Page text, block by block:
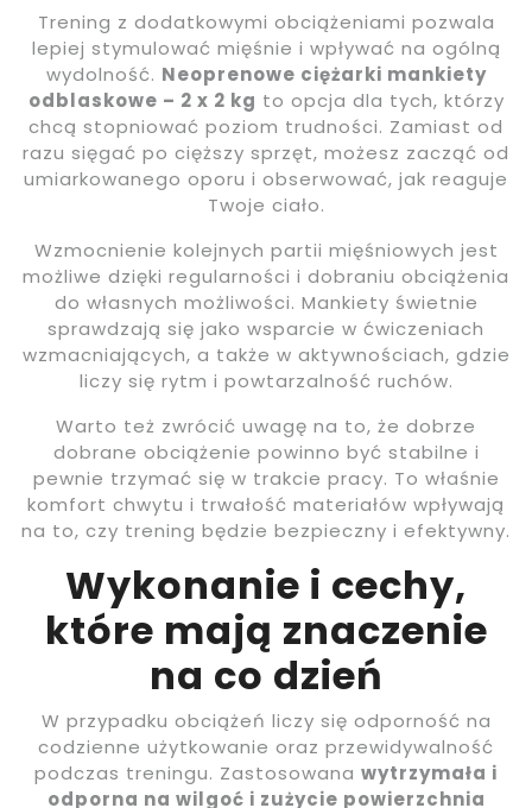
Trening z dodatkowymi obciążeniami pozwala
lepiej stymulować mięśnie i wpływać na ogólną
wydolność. Neoprenowe ciężarki mankiety
odblaskowe – 2 x 2 kg to opcja dla tych, którzy
chcą stopniować poziom trudności. Zamiast od
razu sięgać po cięższy sprzęt, możesz zacząć od
umiarkowanego oporu i obserwować, jak reaguje
Twoje ciało.
Wzmocnienie kolejnych partii mięśniowych jest
możliwe dzięki regularności i dobraniu obciążenia
do własnych możliwości. Mankiety świetnie
sprawdzają się jako wsparcie w ćwiczeniach
wzmacniających, a także w aktywnościach, gdzie
liczy się rytm i powtarzalność ruchów.
Warto też zwrócić uwagę na to, że dobrze
dobrane obciążenie powinno być stabilne i
pewnie trzymać się w trakcie pracy. To właśnie
komfort chwytu i trwałość materiałów wpływają
na to, czy trening będzie bezpieczny i efektywny.
Wykonanie i cechy,
które mają znaczenie
na co dzień
W przypadku obciążeń liczy się odporność na
codzienne użytkowanie oraz przewidywalność
podczas treningu. Zastosowana wytrzymała i
odporna na wilgoć i zużycie powierzchnia